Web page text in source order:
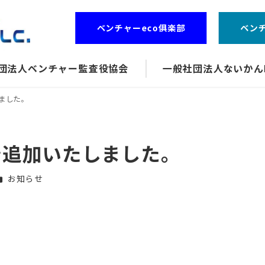
ベンチャーeco俱楽部 ベン
法人ベンチャー監査役協会 一般社団法人ないか
た。
加いたしました。
テゴリー
お知らせ